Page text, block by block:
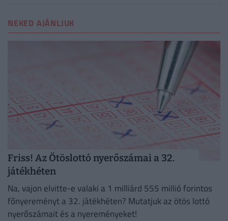
NEKED AJÁNLJUK
Friss! Az Ötöslottó nyerőszámai a 32.
játékhéten
Na, vajon elvitte-e valaki a 1 milliárd 555 millió forintos
főnyereményt a 32. játékhéten? Mutatjuk az ötös lottó
nyerőszámait és a nyereményeket!